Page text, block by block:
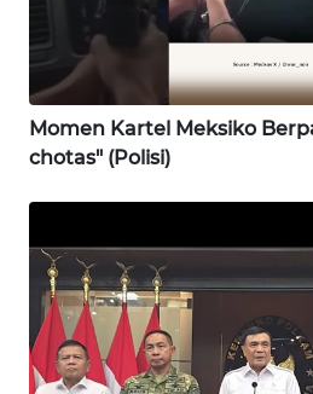
Momen Kartel Meksiko
chotas" (Polisi)
KALTENG
WN
KALTARA
WN
WN
KALTIM
WN
SULSEL